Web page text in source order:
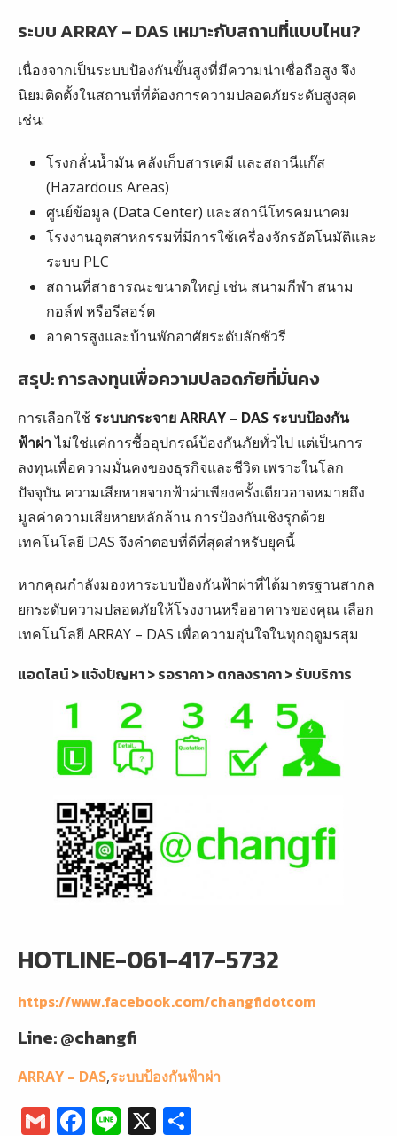
ระบบ ARRAY – DAS เหมาะกับสถานที่แบบไหน?
เนื่องจากเป็นระบบป้องกันขั้นสูงที่มีความน่าเชื่อถือสูง จึง
นิยมติดตั้งในสถานที่ที่ต้องการความปลอดภัยระดับสูงสุด
เช่น:
โรงกลั่นน้ำมัน คลังเก็บสารเคมี และสถานีแก๊ส
(Hazardous Areas)
ศูนย์ข้อมูล (Data Center) และสถานีโทรคมนาคม
โรงงานอุตสาหกรรมที่มีการใช้เครื่องจักรอัตโนมัติและ
ระบบ PLC
สถานที่สาธารณะขนาดใหญ่ เช่น สนามกีฬา สนาม
กอล์ฟ หรือรีสอร์ต
อาคารสูงและบ้านพักอาศัยระดับลักชัวรี
สรุป: การลงทุนเพื่อความปลอดภัยที่มั่นคง
การเลือกใช้ ระบบกระจาย ARRAY – DAS ระบบป้องกัน
ฟ้าผ่าไม่ใช่แค่การซื้ออุปกรณ์ป้องกันภัยทั่วไป แต่เป็นการ
ลงทุนเพื่อความมั่นคงของธุรกิจและชีวิต เพราะในโลก
ปัจจุบัน ความเสียหายจากฟ้าผ่าเพียงครั้งเดียวอาจหมายถึง
มูลค่าความเสียหายหลักล้าน การป้องกันเชิงรุกด้วย
เทคโนโลยี DAS จึงคำตอบที่ดีที่สุดสำหรับยุคนี้
หากคุณกำลังมองหาระบบป้องกันฟ้าผ่าที่ได้มาตรฐานสากล
ยกระดับความปลอดภัยให้โรงงานหรืออาคารของคุณ เลือก
เทคโนโลยี ARRAY – DAS เพื่อความอุ่นใจในทุกฤดูมรสุม
แอดไลน์ > แจ้งปัญหา > รอราคา > ตกลงราคา > รับบริการ
HOTLINE-061-417-5732
https://www.facebook.com/changfidotcom
Line: @changfi
ARRAY – DAS,ระบบป้องกันฟ้าผ่า
G F Li X